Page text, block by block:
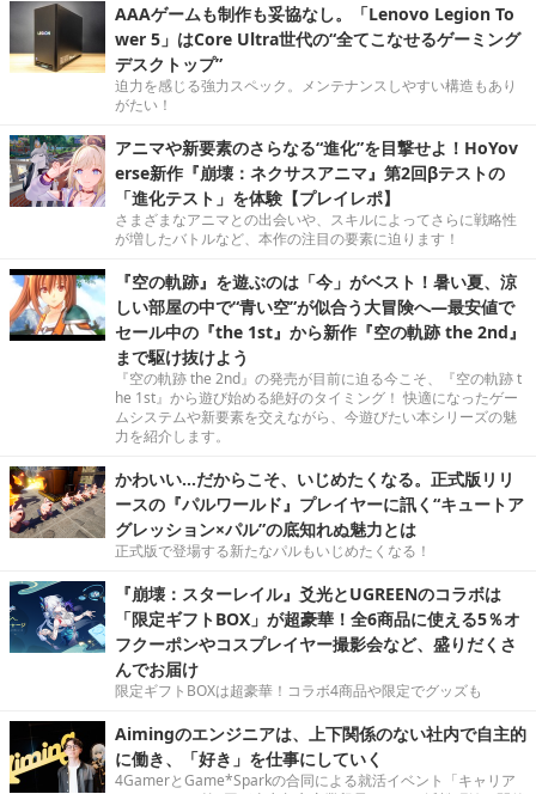
AAAゲームも制作も妥協なし。「Lenovo Legion To
wer 5」はCore Ultra世代の“全てこなせるゲーミング
デスクトップ”
迫力を感じる強力スペック。メンテナンスしやすい構造もあり
がたい！
アニマや新要素のさらなる“進化”を目撃せよ！HoYov
erse新作『崩壊：ネクサスアニマ』第2回βテストの
「進化テスト」を体験【プレイレポ】
さまざまなアニマとの出会いや、スキルによってさらに戦略性
が増したバトルなど、本作の注目の要素に迫ります！
『空の軌跡』を遊ぶのは「今」がベスト！暑い夏、涼
しい部屋の中で“青い空”が似合う大冒険へ―最安値で
セール中の『the 1st』から新作『空の軌跡 the 2nd』
まで駆け抜けよう
『空の軌跡 the 2nd』の発売が目前に迫る今こそ、『空の軌跡 t
he 1st』から遊び始める絶好のタイミング！ 快適になったゲー
ムシステムや新要素を交えながら、今遊びたい本シリーズの魅
力を紹介します。
かわいい…だからこそ、いじめたくなる。正式版リリ
ースの『パルワールド』プレイヤーに訊く“キュートア
グレッション×パル”の底知れぬ魅力とは
正式版で登場する新たなパルもいじめたくなる！
『崩壊：スターレイル』爻光とUGREENのコラボは
「限定ギフトBOX」が超豪華！全6商品に使える5％オ
フクーポンやコスプレイヤー撮影会など、盛りだくさ
んでお届け
限定ギフトBOXは超豪華！コラボ4商品や限定でグッズも
Aimingのエンジニアは、上下関係のない社内で自主的
に働き、「好き」を仕事にしていく
4GamerとGame*Sparkの合同による就活イベント「キャリア